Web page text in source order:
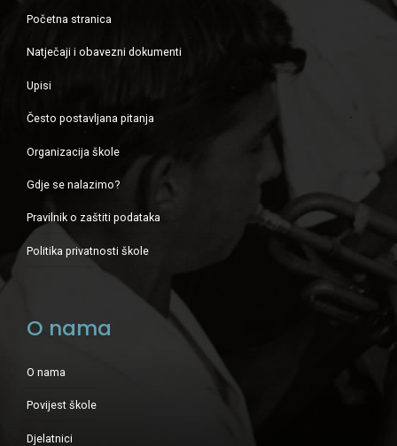
Početna stranica
Natječaji i obavezni dokumenti
Upisi
Često postavljana pitanja
Organizacija škole
Gdje se nalazimo?
Pravilnik o zaštiti podataka
Politika privatnosti škole
O nama
O nama
Povijest škole
Djelatnici